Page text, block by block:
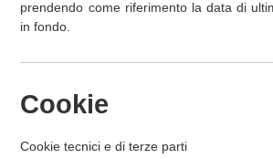
prendendo come riferimento la data di
in fondo.
Cookie
Cookie tecnici e di terze parti